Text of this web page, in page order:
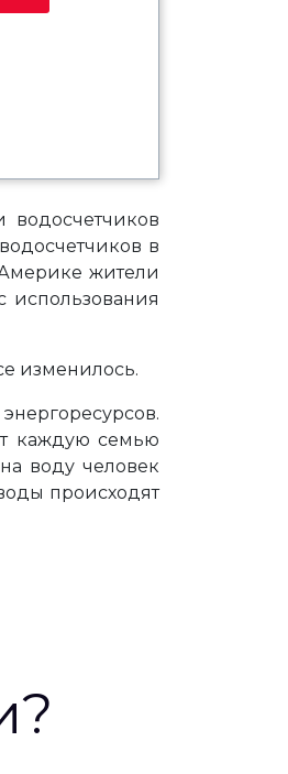
в
жители
использования
изменилось.
каждую семью
воду человек
происходят